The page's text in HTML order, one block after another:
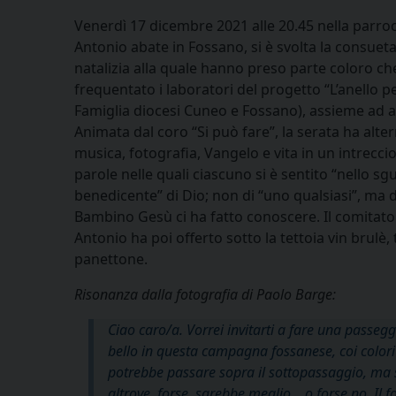
Venerdì 17 dicembre 2021 alle 20.45 nella
Antonio abate in Fossano, si è svolta la
natalizia alla quale hanno preso parte coloro
frequentato i laboratori del progetto “L’anello
Famiglia diocesi Cuneo e Fossano), assieme ad
Animata dal coro “Si può fare”, la serata ha
musica, fotografia, Vangelo e vita in un
parole nelle quali ciascuno si è sentito “nello
benedicente” di Dio; non di “uno qualsiasi”, ma
Bambino Gesù ci ha fatto conoscere. Il
Antonio ha poi offerto sotto la tettoia vin brulè,
panettone.
Risonanza dalla fotografia di Paolo Barge:
Ciao caro/a. Vorrei invitarti a fare una
bello in questa campagna fossanese, coi
potrebbe passare sopra il sottopassaggio,